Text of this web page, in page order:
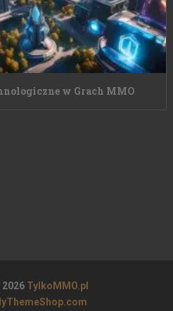
w Grach MMO
TylkoMMO.pl